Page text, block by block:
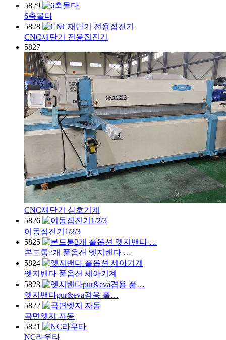
5829
6축몰다
5828
CNC재단기 전용집진기
5827
CNC재단기 삼호기계
5826
이동집진기1/2/3
5825
본드통2개 풀옵션 엣지밴다 …
5824
엣지밴다 풀옵션 세아기계
5823
엣지밴다pur&eva겸용 풀…
5822
곡면엣지 자동
5821
NC라우타